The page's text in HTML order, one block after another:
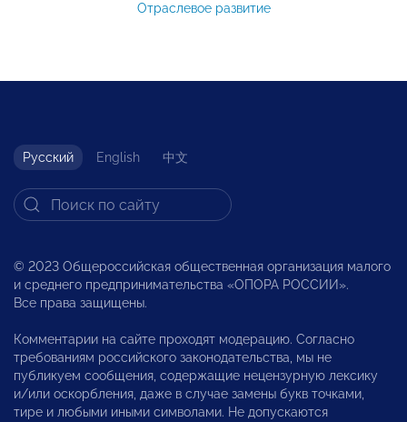
Отраслевое развитие
Русский English 中文
© 2023 Общероссийская общественная организация малого
и среднего предпринимательства «ОПОРА РОССИИ».
Все права защищены.
Комментарии на сайте проходят модерацию. Согласно
требованиям российского законодательства, мы не
публикуем сообщения, содержащие нецензурную лексику
и/или оскорбления, даже в случае замены букв точками,
тире и любыми иными символами. Не допускаются